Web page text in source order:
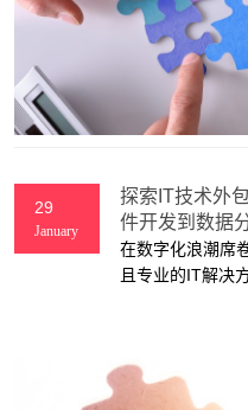
境。
29
January
探索IT技术外
件开发到数据
在数字化浪潮席
且专业的IT解决
作为一种将非核
略，正逐步成为